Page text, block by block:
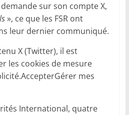
sur son compte X,
», ce que les FSR ont
leur dernier communiqué.
X (Twitter), il est
les cookies de mesure
mes
International, quatre